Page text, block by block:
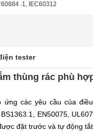
.1, IEC60312
tester
thùng rác phù
các yêu cầu của
EN50075,
đặt trước và tự động